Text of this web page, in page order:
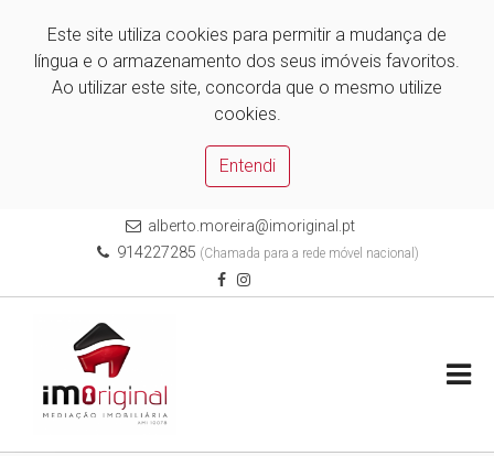
Este site utiliza cookies para permitir a mudança de
língua e o armazenamento dos seus imóveis favoritos.
Ao utilizar este site, concorda que o mesmo utilize
cookies.
Entendi
alberto.moreira@imoriginal.pt
914227285 (Chamada para a rede móvel nacional)